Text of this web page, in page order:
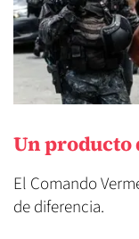
Un producto
El Comando
de diferencia.